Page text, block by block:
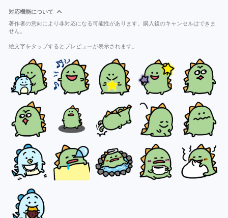
対応機能について
著作者の意向により非対応になる可能性があります。購入後のキャンセルはできま
せん。
絵文字をタップするとプレビューが表示されます。